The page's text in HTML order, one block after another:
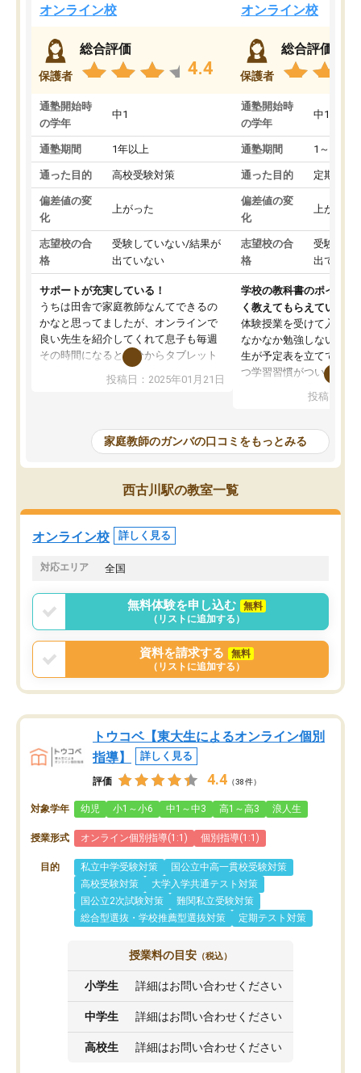
オンライン校
保護者
総合評価
4.4
通塾開始時
の学年
中1
通塾期間 1年以上
通った目的 高校受験対策
偏差値の変
化
上がった
志望校の合
格
受験していない/結果が
出ていない
サポートが充実している！
うちは田舎で家庭教師なんてできるの
かなと思ってましたが、オンラインで
良い先生を紹介してくれて息子も毎週
その時間になると自分からタブレット
を開いてzoomを繋げるようになりまし
た！5科目なんでもOKなのもとても気
めて1年ほどだった今では平均点以上の
科目が増えてきました！あと1年受験ま
であるので無料の週末教室を使用しな
がら頑張って欲しいと思います！
投稿日：2025年01月21日
オンライン校
保護者
総合評価
通塾開始時
の学年
中1
通塾期間 1～3ヵ月
通った目的 定期テス
偏差値の変
化
上がった
志望校の合
格
受験して
出ていな
学校の教科書のポイント
く教えてもらえている
体験授業を受けて入塾し
なかなか勉強しない息子
生が予定表を立ててくれ
つ学習習慣がついてきま
指導が無い日も予定表
問できるのでとても助か
投稿日：
家庭教師のガンバの口コミをもっとみる
西古川駅の教室一覧
オンライン校 詳しく見る
対応エリア 全国
無料体験を申し込む
無料
（リストに追加する）
資料を請求する
無料
（リストに追加する）
トウコベ【東大生によるオンライン個別
指導】
詳しく見る
評価 4.4 （38件）
対象学年 幼児 小1～小6 中1～中3 高1～高3 浪人生
授業形式 オンライン個別指導(1:1) 個別指導(1:1)
目的 私立中学受験対策
国公立中高一貫校受験対策
高校受験対策
大学入学共通テスト対策
国公立2次試験対策
難関私立受験対策
総合型選抜・学校推薦型選抜対策
定期テスト対策
授業料の目安 （税込）
小学生 詳細はお問い合わせください
中学生 詳細はお問い合わせください
高校生 詳細はお問い合わせください